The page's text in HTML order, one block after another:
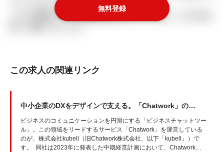
メンバーのことも事前にお伝えすることができます。
これらの情報はキャリア面談の際にお伝えしているため、まずはお気
無料登録
この求人の関連リンク
中小企業のDXをデザインで支える。「Chatwork」の
kubellが切り拓くBPaaSという新たな価値 - ReDesigner
Magazine
ビジネスのコミュニケーションを円滑にする「ビジネスチャットツー
ル」。この領域をリードするサービス「Chatwork」を運営している
のが、株式会社kubell（旧Chatwork株式会社、以下「kubell」）で
す。 同社は2023年に発表した中期経営計画において、Chatwork事